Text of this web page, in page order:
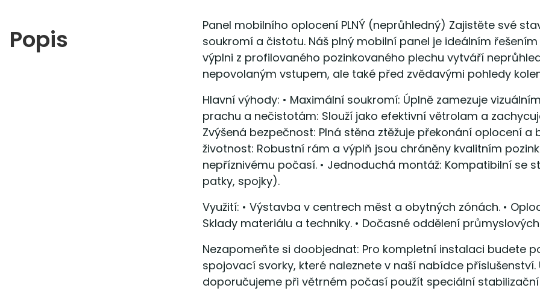
Popis
Panel mobilního oplocení PLNÝ (neprůhledný) Zajistěte své
soukromí a čistotu. Náš plný mobilní panel je ideálním
výplni z profilovaného pozinkovaného plechu vytváří
nepovolaným vstupem, ale také před zvědavými pohledy
Hlavní výhody: • Maximální soukromí: Úplně zamezuje
prachu a nečistotám: Slouží jako efektivní větrolam a
Zvýšená bezpečnost: Plná stěna ztěžuje překonání oplocení a
životnost: Robustní rám a výplň jsou chráněny kvalitním
nepříznivému počasí. • Jednoduchá montáž: Kompatibilní se
patky, spojky).
Využití: • Výstavba v centrech měst a obytných zónách. •
Sklady materiálu a techniky. • Dočasné oddělení
Nezapomeňte si doobjednat: Pro kompletní instalaci budete
spojovací svorky, které naleznete v naší nabídce příslušenství.
doporučujeme při větrném počasí použít speciální stabilizační